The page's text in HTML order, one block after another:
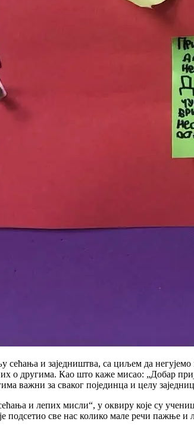
сећања и заједништва, са циљем да негујемо
другима. Као што каже мисао: „Добар
важни за сваког појединца и целу
и лепих мисли“, у оквиру које су
све нас колико мале речи пажње и